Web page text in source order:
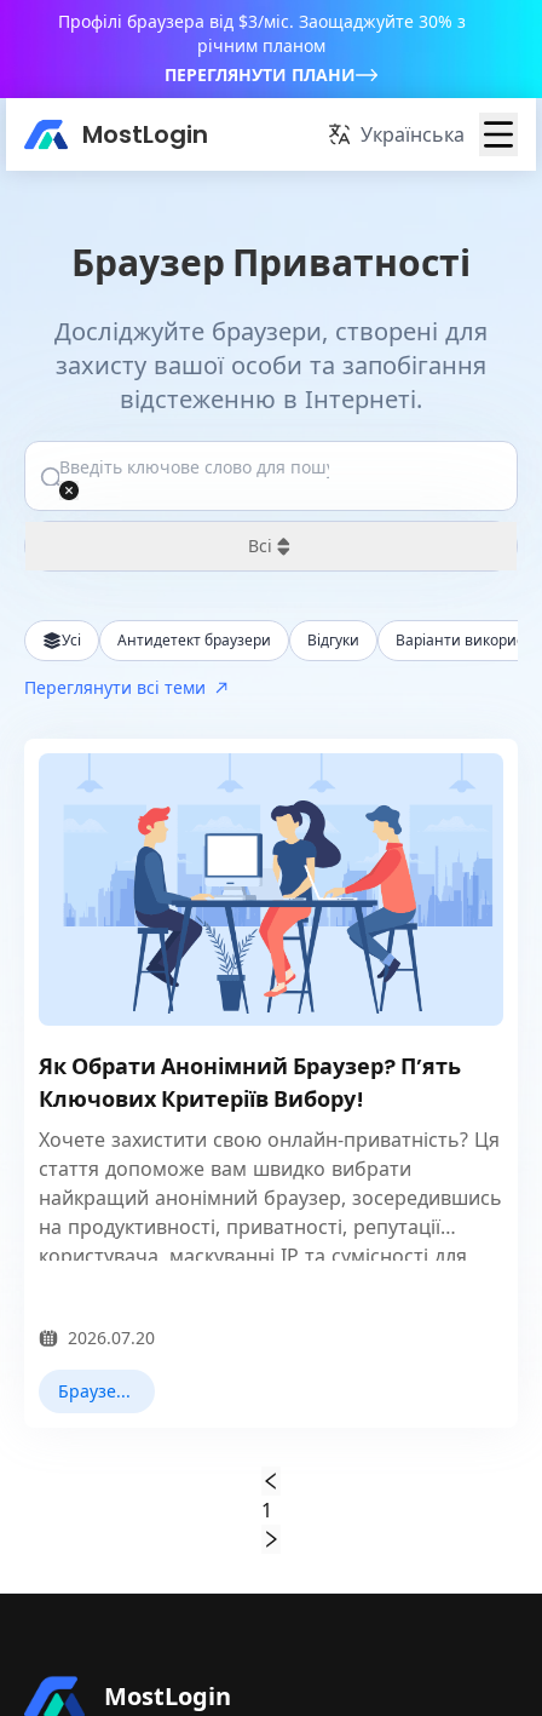
Профілі браузера від $3/міс. Заощаджуйте 30% з
річним планом
ПЕРЕГЛЯНУТИ ПЛАНИ
MostLogin Українська
Браузер Приватності
Досліджуйте браузери, створені для
захисту вашої особи та запобігання
відстеженню в Інтернеті.
Всі
За останні 24 години
За останній тиждень
За останній рік
Усі Антидетект браузери Відгуки Варіанти
Переглянути всі теми
Як Обрати Анонімний Браузер? П’ять
Ключових Критеріїв Вибору!
Хочете захистити свою онлайн-приватність? Ця
стаття допоможе вам швидко вибрати
найкращий анонімний браузер, зосередившись
на продуктивності, приватності, репутації
користувача, маскуванні IP та сумісності для
2026.07.20
Браузер Приватності
1
MostLogin